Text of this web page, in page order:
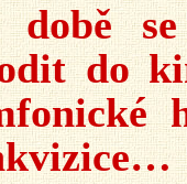
době
do